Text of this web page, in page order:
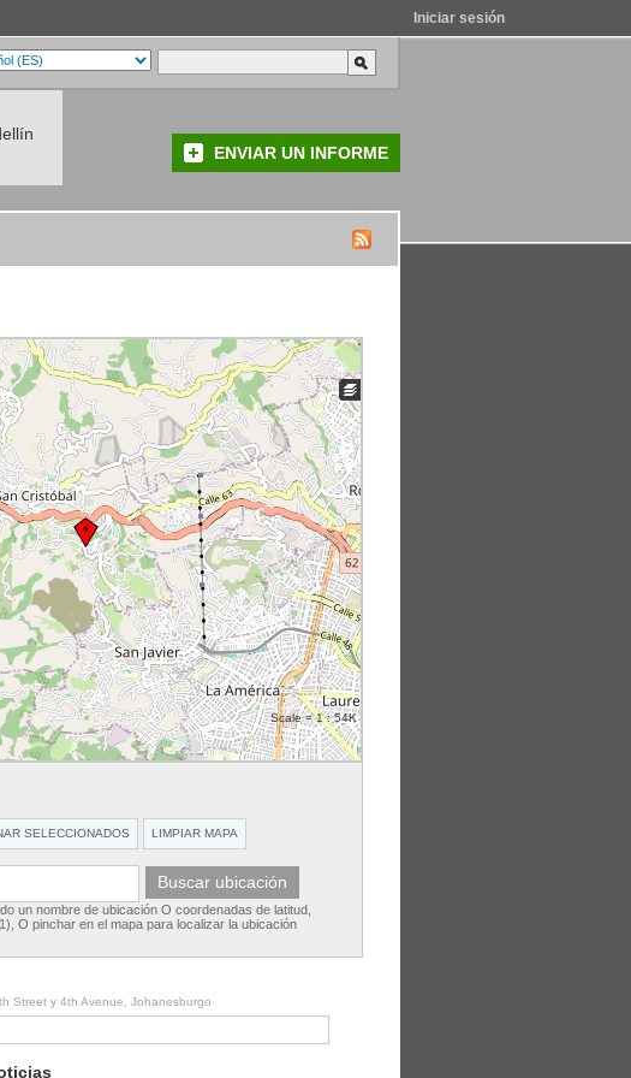
Iniciar sesión
ENVIAR UN INFORME
Scale = 1 : 54K
SELECCIONADOS LIMPIAR MAPA
un nombre de ubicación O coordenadas de latitud,
O pinchar en el mapa para localizar la ubicación
Street y 4th Avenue, Johanesburgo